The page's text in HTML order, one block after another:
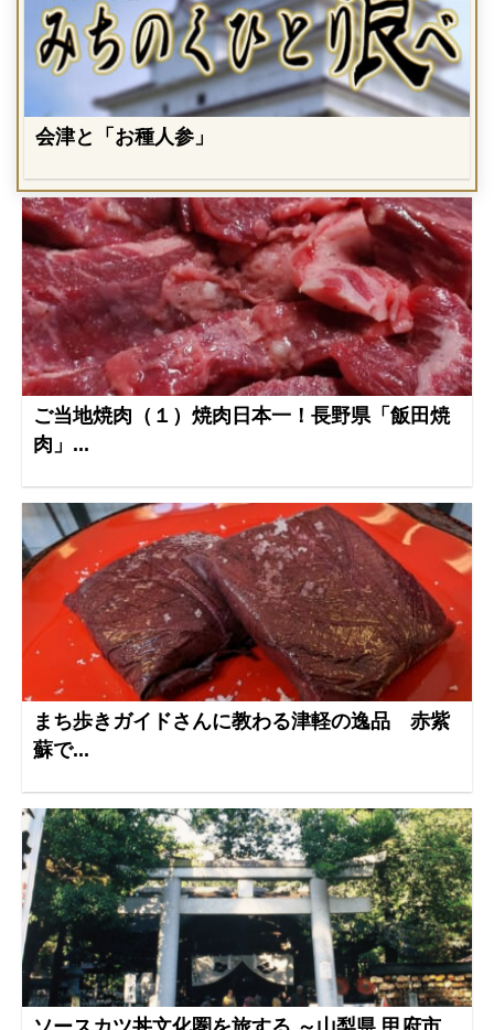
会津と「お種人参」
ご当地焼肉（１）焼肉日本一！長野県「飯田焼
肉」...
まち歩きガイドさんに教わる津軽の逸品 赤紫
蘇で...